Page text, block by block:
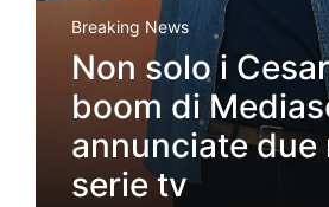
Breaking News
Non solo i
boom di
annunciate due
serie tv